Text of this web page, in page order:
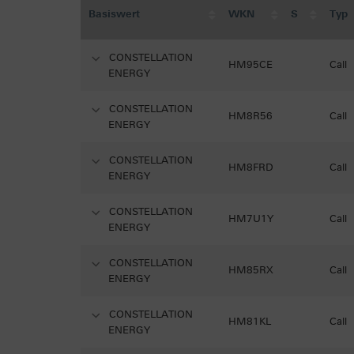
Basiswert WKN S Typ
CONSTELLATION
ENERGY
HM95CE Call
CONSTELLATION
ENERGY
HM8R56 Call
CONSTELLATION
ENERGY
HM8FRD Call
CONSTELLATION
ENERGY
HM7U1Y Call
CONSTELLATION
ENERGY
HM85RX Call
CONSTELLATION
ENERGY
HM81KL Call